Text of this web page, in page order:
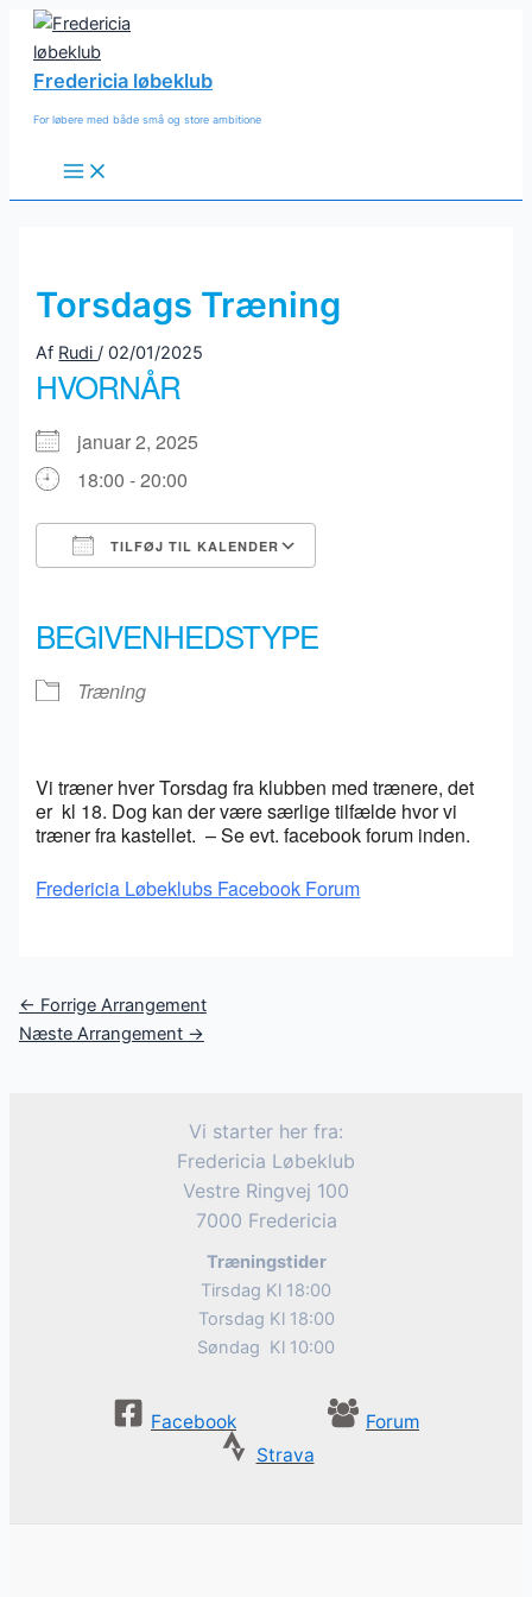
indholdet
Fredericia løbeklub
For løbere med både små og store ambitione
Main
Menu
Torsdags Træning
Af Rudi/02/01/2025
HVORNÅR
januar 2, 2025
18:00 - 20:00
TILFØJ TIL KALENDER
BEGIVENHEDSTYPE
Træning
Vi træner hver Torsdag fra klubben med trænere, det
er kl 18. Dog kan der være særlige tilfælde hvor vi
træner fra kastellet. – Se evt. facebook forum inden.
Fredericia Løbeklubs Facebook Forum
Post
navigation
← Forrige Arrangement
Næste Arrangement →
Vi starter her fra:
Fredericia Løbeklub
Vestre Ringvej 100
7000 Fredericia
Træningstider
Tirsdag Kl 18:00
Torsdag Kl 18:00
Søndag Kl 10:00
Facebook
Forum
Strava